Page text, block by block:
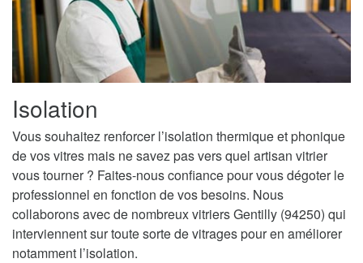
Isolation
Vous souhaitez renforcer l’isolation thermique et phonique
de vos vitres mais ne savez pas vers quel artisan vitrier
vous tourner ? Faites-nous confiance pour vous dégoter le
professionnel en fonction de vos besoins. Nous
collaborons avec de nombreux vitriers Gentilly (94250) qui
interviennent sur toute sorte de vitrages pour en améliorer
notamment l’isolation.